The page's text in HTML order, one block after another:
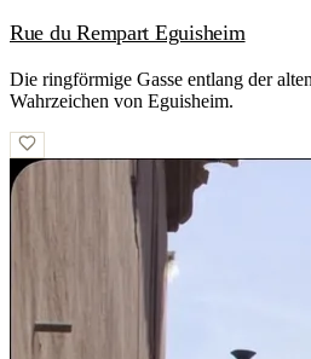
Rue du Rempart Eguisheim
Die ringförmige Gasse entlang der
Wahrzeichen von Eguisheim.